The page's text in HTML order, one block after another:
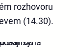
rozhovoru
(14.30).